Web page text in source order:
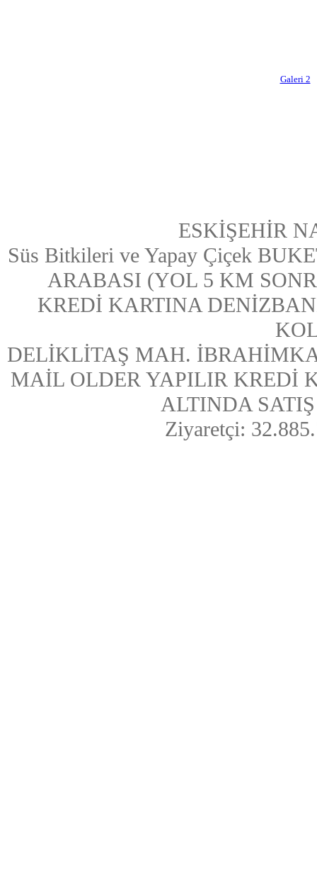
Galeri 2
ESKİŞEHİR
Süs Bitkileri ve Yapay Çiçek
ARABASI (YOL 5 KM
KREDİ KARTINA
DELİKLİTAŞ MAH.
MAİL OLDER YAPILIR KREDİ
ALTINDA
Ziyaretçi: